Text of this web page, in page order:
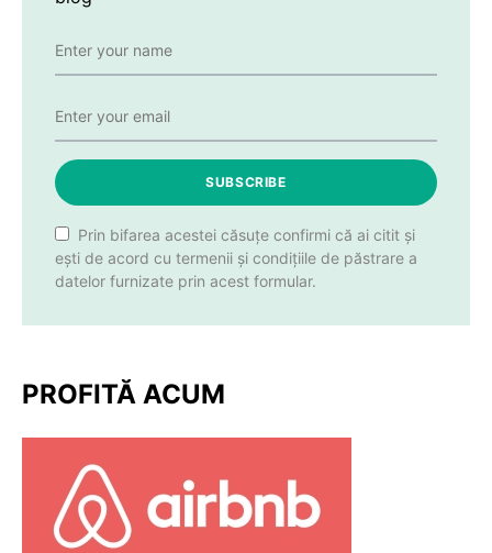
SUBSCRIBE
Prin bifarea acestei căsuțe confirmi că ai citit și
ești de acord cu termenii și condițiile de păstrare a
datelor furnizate prin acest formular.
PROFITĂ ACUM